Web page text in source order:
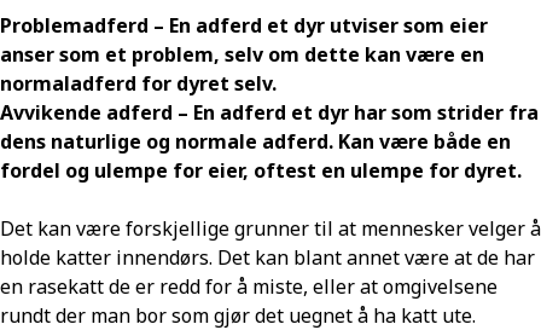
Problemadferd – En adferd et dyr utviser som eier
anser som et problem, selv om dette kan være en
normaladferd for dyret selv.
Avvikende adferd – En adferd et dyr har som strider fra
dens naturlige og normale adferd. Kan være både en
fordel og ulempe for eier, oftest en ulempe for dyret.
Det kan være forskjellige grunner til at mennesker velger å
holde katter innendørs. Det kan blant annet være at de har
en rasekatt de er redd for å miste, eller at omgivelsene
rundt der man bor som gjør det uegnet å ha katt ute.